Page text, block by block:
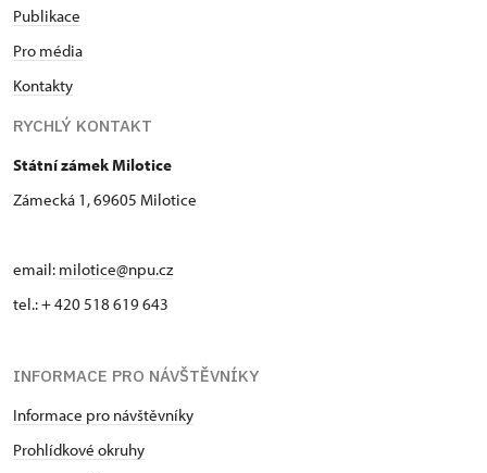
Publikace
Pro média
Kontakty
RYCHLÝ KONTAKT
Státní zámek Milotice
Zámecká 1, 69605 Milotice
email: milotice@npu.cz
tel.: + 420 518 619 643
INFORMACE PRO NÁVŠTĚVNÍKY
Informace pro návštěvníky
Prohlídkové okruhy